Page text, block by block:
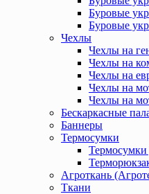
Буровые
Буровые
Чехлы
Чехлы на
Чехлы на
Чехлы на
Чехлы на
Чехлы на
Бескаркасные
Баннеры
Термосумки
Агроткань
Ткани